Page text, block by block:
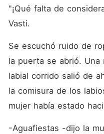
"¡Qué falta de
Vasti.
Se escuchó ruido de
la puerta se abrió.
labial corrido salió de
la comisura de los
mujer había estado
-Aguafiestas -dijo la